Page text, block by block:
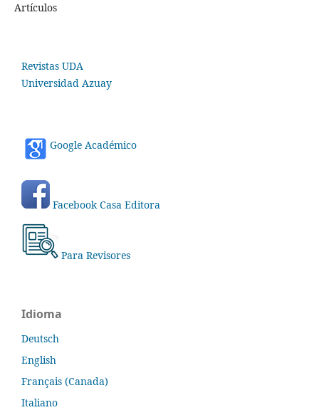
Artículos
Revistas UDA
Universidad Azuay
Google Académico
Facebook Casa Editora
Para Revisores
Idioma
Deutsch
English
Français (Canada)
Italiano